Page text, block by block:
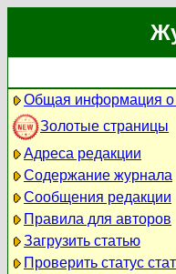
Общая информация о
Золотые страницы
Адреса редакции
Содержание журнала
Сообщения редакции
Правила для авторов
Загрузить статью
Проверить статус